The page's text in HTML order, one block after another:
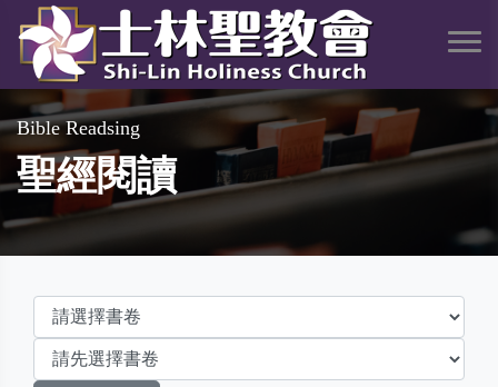
Bible Readsing
聖經閱讀